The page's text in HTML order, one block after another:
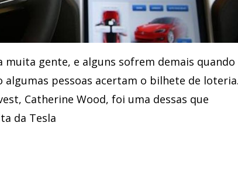
muita gente, e alguns sofrem demais quando
pessoas acertam o bilhete de
Catherine Wood, foi uma dessas que
da Tesla